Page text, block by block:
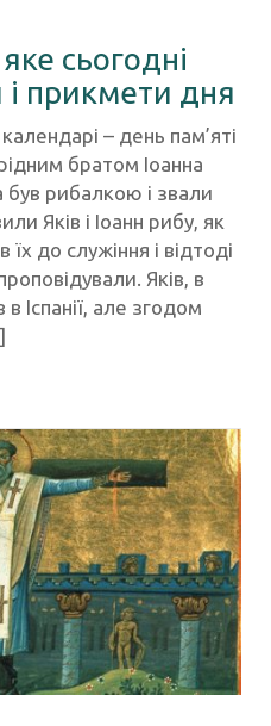
сьогодні
і прикмети дня
– день пам’яті
братом Іоанна
був рибалкою і звали
Яків і Іоанн рибу, як
до служіння і відтоді
Яків, в
Іспанії, але згодом